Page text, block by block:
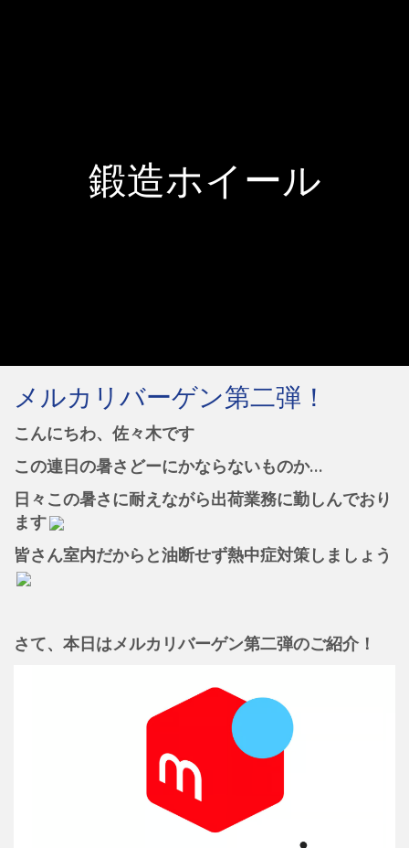
鍛造ホイール
メルカリバーゲン第二弾！
こんにちわ、佐々木です
この連日の暑さどーにかならないものか…
日々この暑さに耐えながら出荷業務に勤しんでおり
ます
皆さん室内だからと油断せず熱中症対策しましょう
さて、本日はメルカリバーゲン第二弾のご紹介！